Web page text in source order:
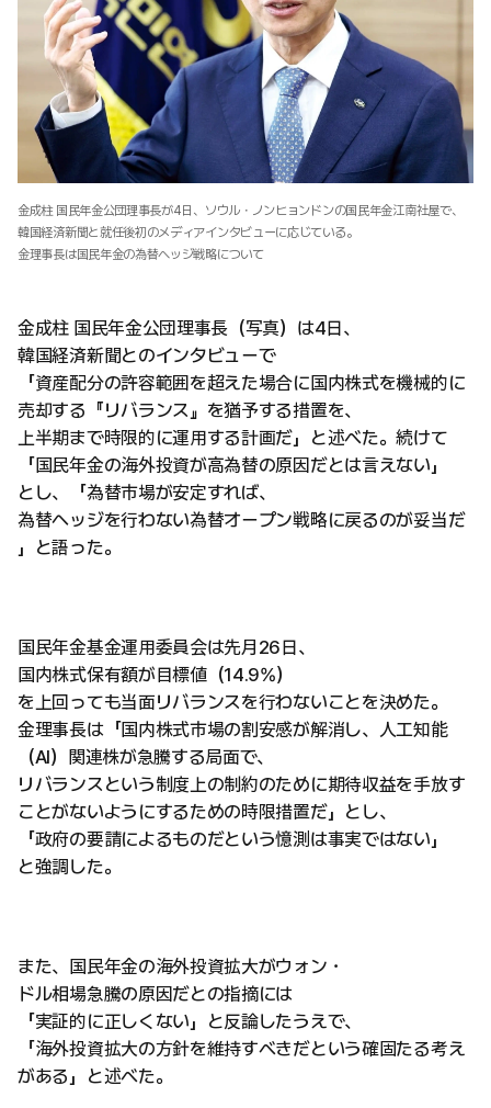
金成柱 国民年金公団理事長が4日、ソウル・ノンヒョンドンの国民年金江南社屋で、
韓国経済新聞と就任後初のメディアインタビューに応じている。
金理事長は国民年金の為替ヘッジ戦略について
金成柱 国民年金公団理事長（写真）は4日、
韓国経済新聞とのインタビューで
「資産配分の許容範囲を超えた場合に国内株式を機械的に
売却する『リバランス』を猶予する措置を、
上半期まで時限的に運用する計画だ」と述べた。続けて
「国民年金の海外投資が高為替の原因だとは言えない」
とし、「為替市場が安定すれば、
為替ヘッジを行わない為替オープン戦略に戻るのが妥当だ
」と語った。
国民年金基金運用委員会は先月26日、
国内株式保有額が目標値（14.9%）
を上回っても当面リバランスを行わないことを決めた。
金理事長は「国内株式市場の割安感が解消し、人工知能
（AI）関連株が急騰する局面で、
リバランスという制度上の制約のために期待収益を手放す
ことがないようにするための時限措置だ」とし、
「政府の要請によるものだという憶測は事実ではない」
と強調した。
また、国民年金の海外投資拡大がウォン・
ドル相場急騰の原因だとの指摘には
「実証的に正しくない」と反論したうえで、
「海外投資拡大の方針を維持すべきだという確固たる考え
がある」と述べた。